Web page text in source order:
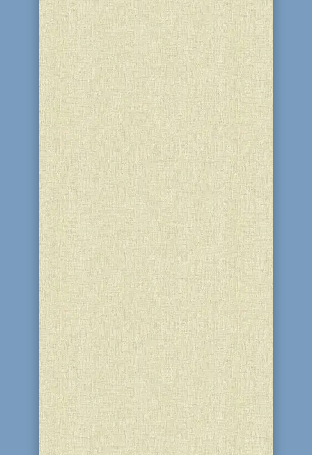
Итак, человек проснулся, сказал «Модэ
ани», омыл руки, умылся и оделся.
Может быть, теперь он может
приступить к завтраку или к
утреннему кофе? Однако Галаха
говорит: подождите! Повремените еще
минуту! Перед едой вы обязаны
воздать хвалу Тому, Кто подарил вам
все эти...
Рабби Дов-Бер покинул этот мир в
1772 году, не оставив после себя
преемника. Начался третий этап
развития хасидизма, связанный с
деятельностью учеников Великого
Маггида, которые были его
посланцами еще при жизни учителя.